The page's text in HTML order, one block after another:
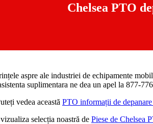
Chelsea PTO
aspre ale industriei de echipamente
suplimentara ne dea un apel la 877-
vedea această PTO informații de
selecția noastră de Piese de Chelsea